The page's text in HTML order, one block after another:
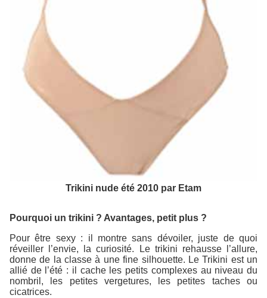
Trikini nude été 2010 par Etam
Pourquoi un trikini ? Avantages, petit plus ?
Pour être sexy : il montre sans dévoiler, juste de quoi
réveiller l’envie, la curiosité. Le trikini rehausse l’allure,
donne de la classe à une fine silhouette. Le Trikini est un
allié de l’été : il cache les petits complexes au niveau du
nombril, les petites vergetures, les petites taches ou
cicatrices.